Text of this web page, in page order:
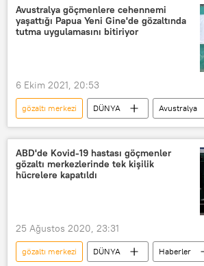
TÜRKİYE
tadilat
Yangın
Yangın söndürme
Gece kulübü
Avustralya göçmenlere cehennemi
yaşattığı Papua Yeni Gine'de gözaltında
tutma uygulamasını bitiriyor
6 Ekim 2021, 20:53
gözaltı merkezi DÜNYA
Avustralya
Papua Yeni Gine
Pasifik Okyanusu
Göçmen
Gözaltı
Sığınmacı
Manus Adası
Anlaşma
ABD'de Kovid-19 hastası göçmenler
gözaltı merkezlerinde tek kişilik
hücrelere kapatıldı
25 Ağustos 2020, 23:31
gözaltı merkezi DÜNYA
Haberler